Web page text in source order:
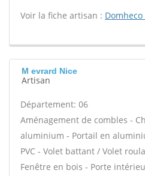
Voir la fiche artisan : Domheco
M evrard Nice
Artisan
Département: 06
Aménagement de combles -
aluminium - Portail en
PVC - Volet battant / Volet
Fenêtre en bois - Porte